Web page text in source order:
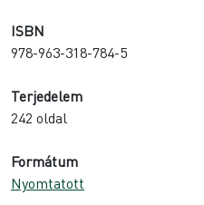
ISBN
978-963-318-784-5
Terjedelem
242 oldal
Formátum
Nyomtatott